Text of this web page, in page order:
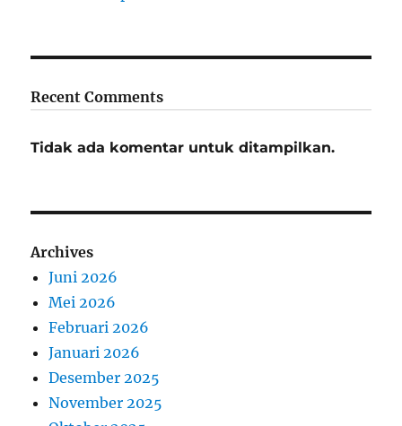
Recent Comments
Tidak ada komentar untuk ditampilkan.
Archives
Juni 2026
Mei 2026
Februari 2026
Januari 2026
Desember 2025
November 2025